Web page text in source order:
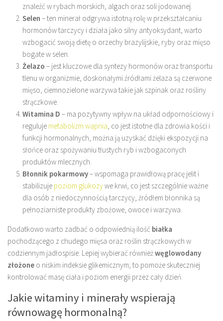
znaleźć w rybach morskich, algach oraz soli jodowanej.
Selen – ten minerał odgrywa istotną rolę w przekształcaniu
hormonów tarczycy i działa jako silny antyoksydant, warto
wzbogacić swoją dietę o orzechy brazylijskie, ryby oraz mięso
bogate w selen.
Żelazo – jest kluczowe dla syntezy hormonów oraz transportu
tlenu w organizmie, doskonałymi źródłami żelaza są czerwone
mięso, ciemnozielone warzywa takie jak szpinak oraz rośliny
strączkowe.
Witamina D – ma pozytywny wpływ na układ odpornościowy i
reguluje metabolizm wapnia, co jest istotne dla zdrowia kości i
funkcji hormonalnych, można ją uzyskać dzięki ekspozycji na
słońce oraz spożywaniu tłustych ryb i wzbogaconych
produktów mlecznych.
Błonnik pokarmowy– wspomaga prawidłową pracę jelit i
stabilizuje poziom glukozywe krwi, co jest szczególnie ważne
dla osób z niedoczynnością tarczycy, źródłem błonnika są
pełnoziarniste produkty zbożowe, owoce i warzywa.
Dodatkowo warto zadbać o odpowiednią ilość białka
pochodzącego z chudego mięsa oraz roślin strączkowych w
codziennym jadłospisie. Lepiej wybierać równieżwęglowodany
złożone o niskim indeksie glikemicznym; to pomoże skuteczniej
kontrolować masę ciała i poziom energii przez cały dzień.
Jakie witaminy i minerały wspierają
równowagę hormonalną?